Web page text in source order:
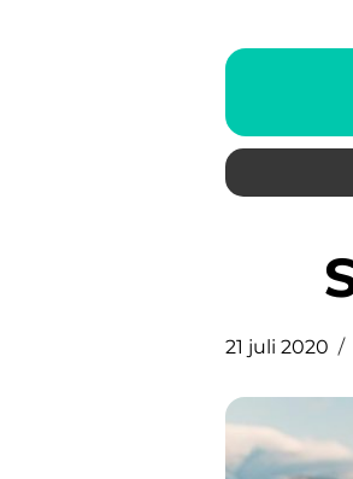
21 juli 2020